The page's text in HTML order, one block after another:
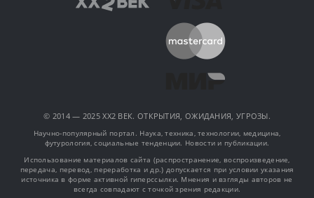
© 2014 — 2025 XX2 ВЕК. ОТКРЫТИЯ, ОЖИДАНИЯ, УГРОЗЫ.
Научно-популярный портал. Наука, техника, технологии, медицина,
футурология, социальные тенденции. Новости и публикации.
Использование материалов сайта (распространение, воспроизведение,
передача, перевод, переработка и др.) допускается при условии указания
источника в форме активной гиперссылки. Мнения и взгляды авторов не
всегда совпадают с точкой зрения редакции.